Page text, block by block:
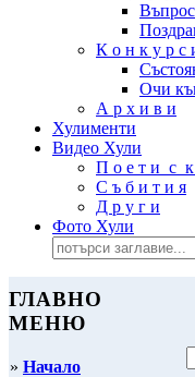
К о н к у р с
Очи
А р х и в и
Хулименти
Видео Хули
П о е т и с к
С ъ б и т и я
Д р у г и
Фото Хули
ГЛАВНО
МЕНЮ
» Начало